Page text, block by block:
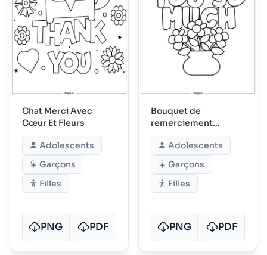
Chat Merci Avec
Cœur Et Fleurs
Adolescents
Garçons
Filles
PNG PDF
Bouquet de
remerciement
débordant de fleurs
joyeuses
Adolescents
Garçons
Filles
PNG PDF